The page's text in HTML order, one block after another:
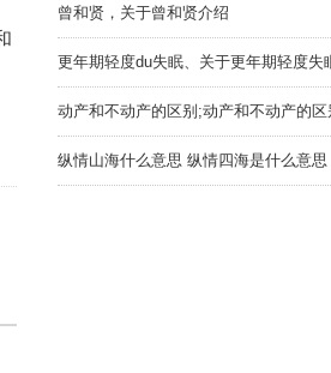
曾和贤，关于曾和贤介绍
更年期轻度du失眠、关于更年期轻度失
动产和不动产的区别;动产和不动产的区
纵情山海什么意思 纵情四海是什么意思